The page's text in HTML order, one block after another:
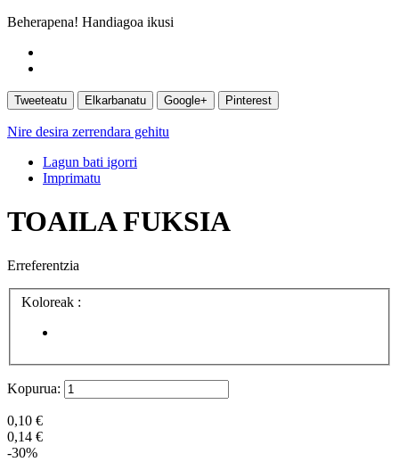
Beherapena! Handiagoa ikusi
Tweeteatu Elkarbanatu Google+ Pinterest
Nire desira zerrendara gehitu
Lagun bati igorri
Imprimatu
TOAILA FUKSIA
Erreferentzia
Koloreak :
Kopurua:
0,10 €
0,14 €
-30%